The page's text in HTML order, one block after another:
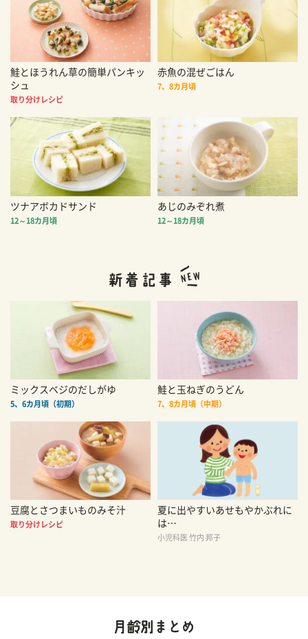
鮭とほうれん草の簡単パンキッ
シュ
取り分けレシピ
赤魚の混ぜごはん
7、8カ月頃
ツナアボカドサンド
12～18カ月頃
あじのみぞれ煮
12～18カ月頃
ミックスベジのだしがゆ
5、6カ月頃（初期）
鮭と玉ねぎのうどん
7、8カ月頃（中期）
豆腐とさつまいものみそ汁
取り分けレシピ
夏に出やすいあせもやかぶれに
は…
小児科医 竹内 邦子